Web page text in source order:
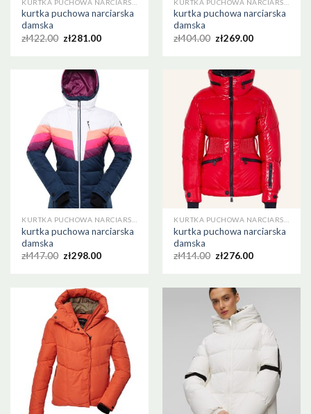
kurtka puchowa narciarska
damska
zł422.00 zł281.00
kurtka puchowa narciarska
damska
zł404.00 zł269.00
kurtka puchowa narciarska
damska
zł447.00 zł298.00
kurtka puchowa narciarska
damska
zł414.00 zł276.00